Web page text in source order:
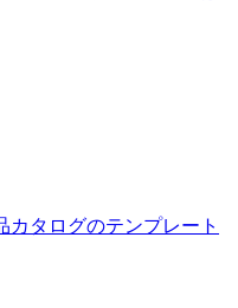
カタログのテンプレート